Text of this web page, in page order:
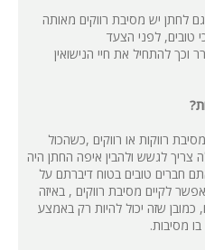
לחתן יש מסיבת רווקים מאותה
טובים, לפני הצעד
וכך להתחיל את חיי הנישואין
רווקות או רווקים ,כשהכול
צריך לגשש ולהבין איפה החתן היה
חברים טובים בטוח דיברתם על
לקיים מסיבת רווקים , באיזה
שזה יכול להיות רק באמצע
מסיבות.